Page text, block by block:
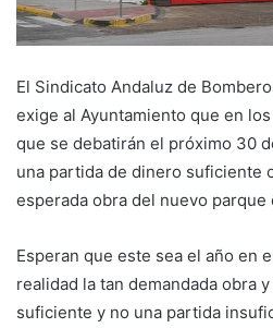
El Sindicato Andaluz de
exige al Ayuntamiento que en
que se debatirán el próximo 30
una partida de dinero suficiente
esperada obra del nuevo parque
Esperan que este sea el año en
realidad la tan demandada obra
suficiente y no una partida